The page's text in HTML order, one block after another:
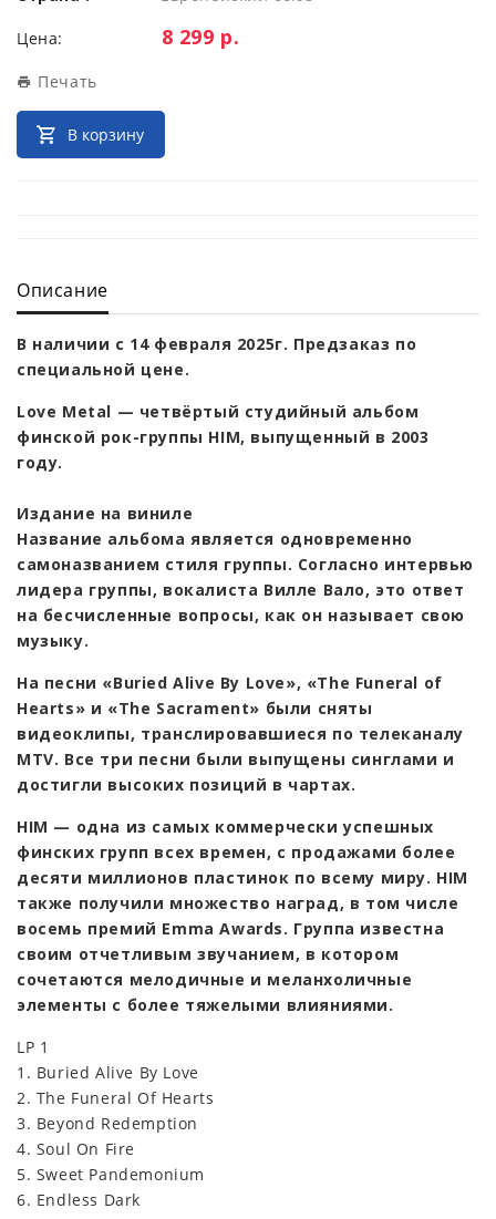
Цена: Цена:
8 299 р.
Печать
В корзину
Описание
В наличии с 14 февраля 2025г. Предзаказ по
специальной цене.
Love Metal — четвёртый студийный альбом
финской рок-группы HIM, выпущенный в 2003
году.
Издание на виниле
Название альбома является одновременно
самоназванием стиля группы. Согласно интервью
лидера группы, вокалиста Вилле Вало, это ответ
на бесчисленные вопросы, как он называет свою
музыку.
На песни «Buried Alive By Love», «The Funeral of
Hearts» и «The Sacrament» были сняты
видеоклипы, транслировавшиеся по телеканалу
MTV. Все три песни были выпущены синглами и
достигли высоких позиций в чартах.
HIM — одна из самых коммерчески успешных
финских групп всех времен, с продажами более
десяти миллионов пластинок по всему миру. HIM
также получили множество наград, в том числе
восемь премий Emma Awards. Группа известна
своим отчетливым звучанием, в котором
сочетаются мелодичные и меланхоличные
элементы с более тяжелыми влияниями.
LP 1
1. Buried Alive By Love
2. The Funeral Of Hearts
3. Beyond Redemption
4. Soul On Fire
5. Sweet Pandemonium
6. Endless Dark